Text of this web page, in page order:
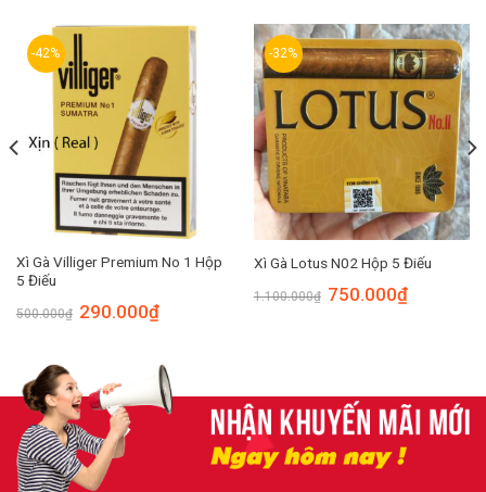
-42%
Xì Gà Villiger Premium No 1 Hộp
5 Điếu
500.000₫ 290.000₫
-32%
Xì Gà Lotus N02 Hộp 5 Điếu
1.100.000₫ 750.000₫